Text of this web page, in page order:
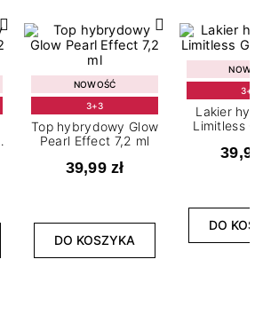
NOWOŚĆ
3+3
Top hybrydowy Glow
Pearl Effect 7,2 ml
39,99 zł
DO KOSZYKA
Lakier
Limitless
DO